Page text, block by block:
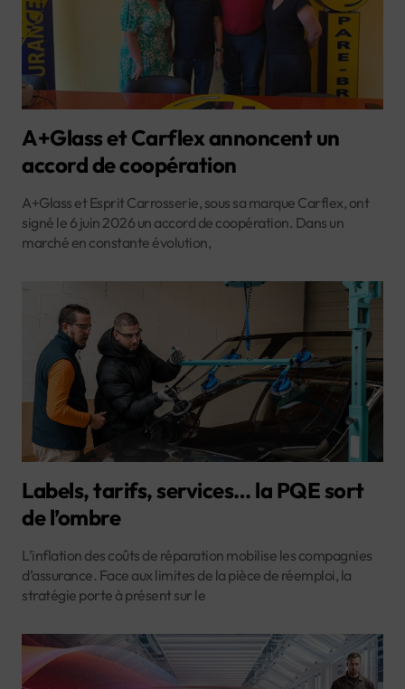
A+Glass et Carflex annoncent un
accord de coopération
A+Glass et Esprit Carrosserie, sous sa marque Carflex, ont
signé le 6 juin 2026 un accord de coopération. Dans un
marché en constante évolution,
Labels, tarifs, services… la PQE sort
de l’ombre
L’inflation des coûts de réparation mobilise les compagnies
d’assurance. Face aux limites de la pièce de réemploi, la
stratégie porte à présent sur le